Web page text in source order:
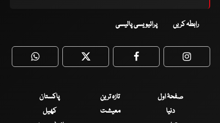
رابطہ کریں پرائیویسی پالیسی
WhatsApp Twitter Facebook
صفحۂ اول تازہ ترین
پاکستان
دنیا
معیشت
کھیل